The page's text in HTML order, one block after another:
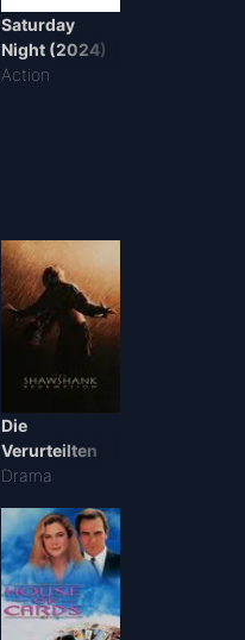
Saturday
Night (2024)
Action
Die
Verurteilten
Drama